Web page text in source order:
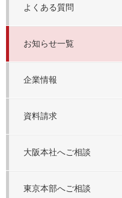
よくある質問
お知らせ一覧
企業情報
資料請求
大阪本社へご相談
東京本部へご相談